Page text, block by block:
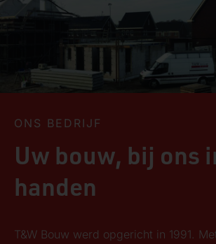
ONS BEDRIJF
Uw bouw, bij ons
handen
T&W Bouw werd opgericht in 1991.